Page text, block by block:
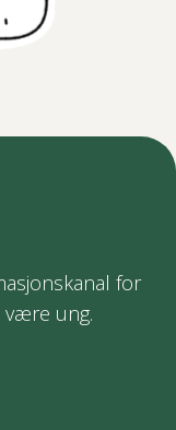
for
være ung.